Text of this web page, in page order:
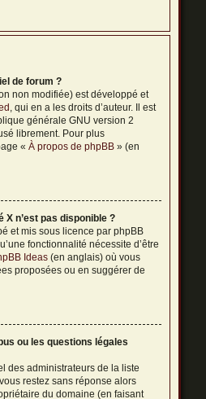
de forum ?
non modifiée) est développé et
, qui en a les droits d’auteur. Il est
générale GNU version 2
librement. Pour plus
«À propos de phpBB » (en
X n’est pas disponible ?
et mis sous licence par phpBB
fonctionnalité nécessite d’être
Ideas (en anglais) où vous
proposées ou en suggérer de
ou les questions légales
des administrateurs de la liste
restez sans réponse alors
du domaine (en faisant